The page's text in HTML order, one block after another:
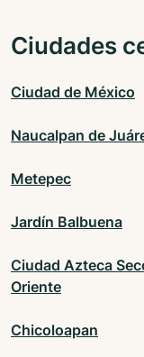
Ciudades
Ciudad de México
Naucalpan de
Metepec
Jardín Balbuena
Ciudad Azteca
Oriente
Chicoloapan